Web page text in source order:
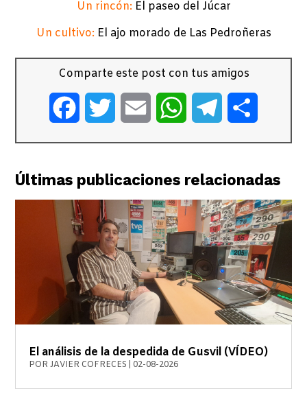
Un rincón: El paseo del Júcar
Un cultivo: El ajo morado de Las Pedroñeras
Comparte este post con tus amigos
FacebookTwitter Email WhatsAppTelegram
Últimas publicaciones relacionadas
El análisis de la despedida de Gusvil (VÍDEO)
PORJAVIER COFRECES 02-08-2026